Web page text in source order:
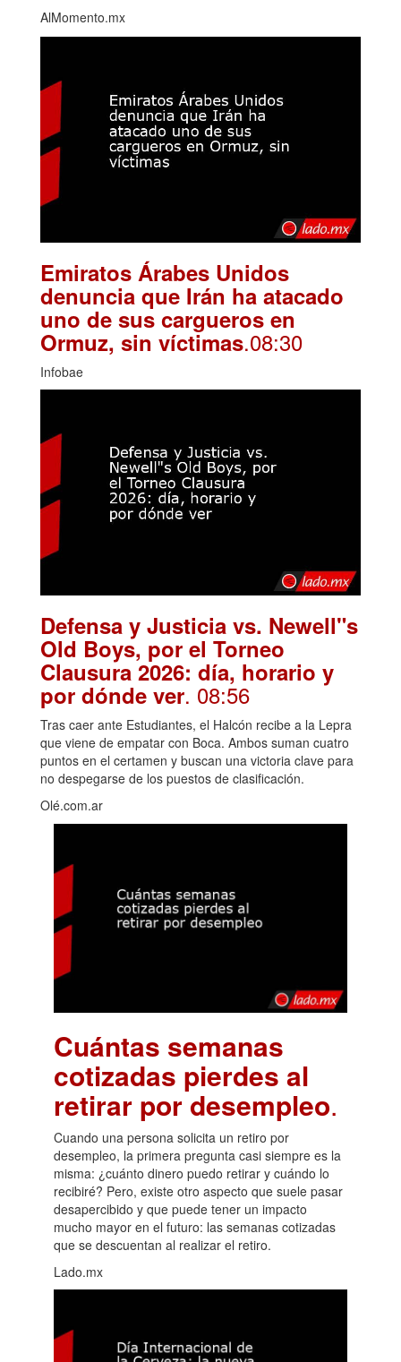
AlMomento.mx
Emiratos Árabes Unidos
denuncia que Irán ha atacado
uno de sus cargueros en
Ormuz, sin víctimas.08:30
Infobae
Defensa y Justicia vs. Newell"s
Old Boys, por el Torneo
Clausura 2026: día, horario y
por dónde ver. 08:56
Tras caer ante Estudiantes, el Halcón recibe a la Lepra
que viene de empatar con Boca. Ambos suman cuatro
puntos en el certamen y buscan una victoria clave para
no despegarse de los puestos de clasificación.
Olé.com.ar
Cuántas semanas
cotizadas pierdes al
retirar por desempleo.
Cuando una persona solicita un retiro por
desempleo, la primera pregunta casi siempre es la
misma: ¿cuánto dinero puedo retirar y cuándo lo
recibiré? Pero, existe otro aspecto que suele pasar
desapercibido y que puede tener un impacto
mucho mayor en el futuro: las semanas cotizadas
que se descuentan al realizar el retiro.
Lado.mx